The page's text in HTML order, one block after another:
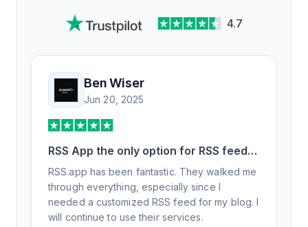
4.7
Ben Wiser
Jun 20, 2025
RSS App the only option for RSS feed
generation
RSS.app has been fantastic. They walked me
through everything, especially since I
needed a customized RSS feed for my blog. I
will continue to use their services.